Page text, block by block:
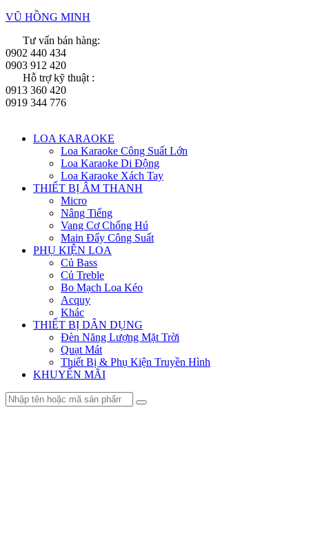
VŨ HỒNG MINH
Tư vấn bán hàng:
0902 440 434
0903 912 420
Hỗ trợ kỹ thuật :
0913 360 420
0919 344 776
Menu
LOA KARAOKE
Loa Karaoke Công Suất Lớn
Loa Karaoke Di Động
Loa Karaoke Xách Tay
THIẾT BỊ ÂM THANH
Micro
Nâng Tiếng
Vang Cơ Chống Hú
Main Đẩy Công Suất
PHỤ KIỆN LOA
Củ Bass
Củ Treble
Bo Mạch Loa Kéo
Acquy
Khác
THIẾT BỊ DÂN DỤNG
Đèn Năng Lượng Mặt Trời
Quạt Mát
Thiết Bị & Phụ Kiện Truyền Hình
KHUYẾN MÃI